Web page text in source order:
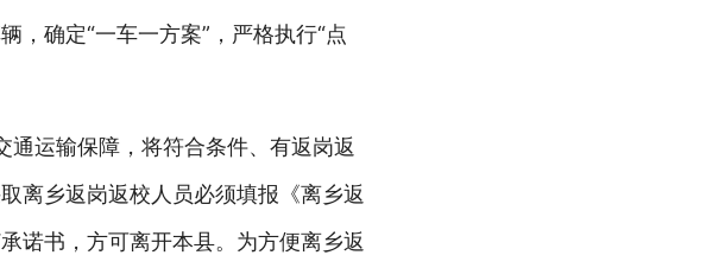
，确定“一车一方案”，严格执行“点
通运输保障，将符合条件、有返岗返
离乡返岗返校人员必须填报《离乡返
诺书，方可离开本县。为方便离乡返